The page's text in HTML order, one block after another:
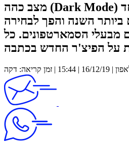
מצב כהה (Dark Mode) באייפון הוא אחד
ביותר השנה והפך לבחירה
מבעלי הסמארטפונים. כל
זמן קריאה: דקה